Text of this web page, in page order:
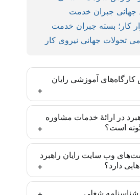
جهانی جبران خدمت
کار؛ بسته جبران خدمت
تحولات جهانی نیروی کار
آموزشی رایان
راهبرد بر اساس مدل‌ها و روش‌های
ایجاد مهارت تخصصی تدارک دیده
انجام موضوع آموزش پس از
شده است. این مهارت‌ها برای
منابع انسانی یک مزیت رقابتی
موقعیت‌های شغلی مناسبی در این
در ارائۀ خدمات مشاوره
است؟
زیادی به درونی‌سازی متدهای به کار
دارد. به طوری که تمامی
از آموزش به ذینفعان و متولیان
آغاز می‌شوند. بدین ترتیب اجرا
وب سایت رایان راهبرد
دارد؟
راهبرد چابک متشکل از متخصصان
شناسنامه شغلی